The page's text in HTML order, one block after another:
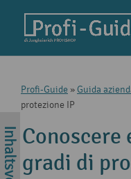
Profi-Guide » Guida
protezione IP
Conoscere
gradi di